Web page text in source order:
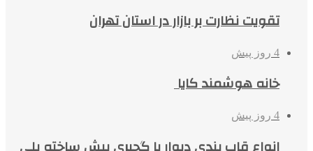
تقویت نظارت بر بازار در استان تهران
4 روز پیش
خانه هوشمند کایا
4 روز پیش